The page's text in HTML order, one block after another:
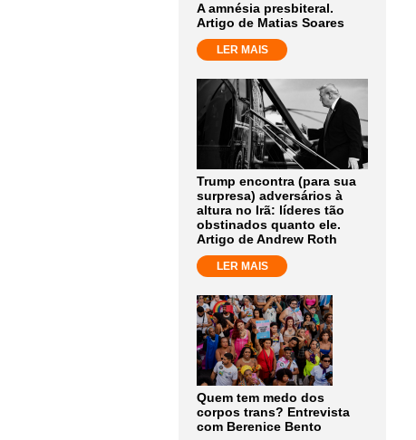
A amnésia presbiteral.
Artigo de Matias Soares
LER MAIS
Trump encontra (para sua
surpresa) adversários à
altura no Irã: líderes tão
obstinados quanto ele.
Artigo de Andrew Roth
LER MAIS
Quem tem medo dos
corpos trans? Entrevista
com Berenice Bento